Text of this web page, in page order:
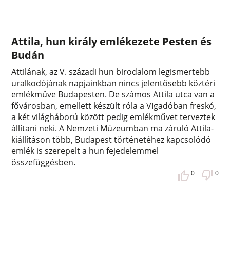
Attila, hun király emlékezete Pesten és
Budán
Attilának, az V. századi hun birodalom legismertebb
uralkodójának napjainkban nincs jelentősebb köztéri
emlékműve Budapesten. De számos Attila utca van a
fővárosban, emellett készült róla a VIgadóban freskó,
a két világháború között pedig emlékművet terveztek
állítani neki. A Nemzeti Múzeumban ma záruló Attila-
kiállításon több, Budapest történetéhez kapcsolódó
emlék is szerepelt a hun fejedelemmel
összefüggésben.
0 0